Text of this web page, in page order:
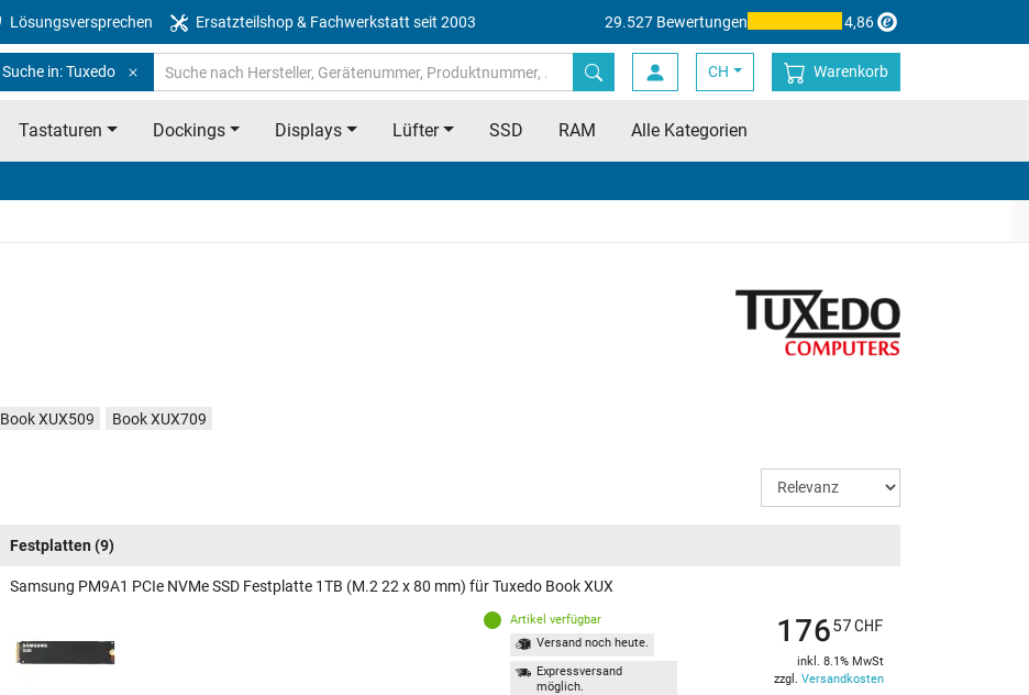
Lösungsversprechen Ersatzteilshop & Fachwerkstatt seit 2003 29.527 Bewertungen 4,86
Suche in: Tuxedo CH Warenkorb
Tastaturen Dockings Displays Lüfter SSD RAM Alle Kategorien
Book XUX509 Book XUX709
Festplatten (9)
Samsung PM9A1 PCIe NVMe SSD Festplatte 1TB (M.2 22 x 80 mm) für Tuxedo Book XUX
Artikel verfügbar
Versand noch heute.
Expressversand
möglich.
17657CHF
inkl. 8.1% MwSt
zzgl. Versandkosten